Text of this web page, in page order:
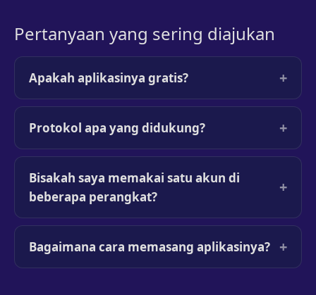
Pertanyaan yang sering diajukan
Apakah aplikasinya gratis? +
Protokol apa yang didukung? +
Bisakah saya memakai satu akun di
beberapa perangkat?
+
Bagaimana cara memasang aplikasinya? +